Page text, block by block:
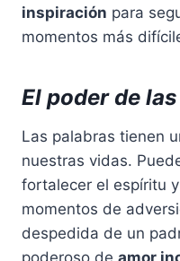
inspiración para
momentos más
El poder de
Las palabras tienen
nuestras vidas.
fortalecer el espíritu
momentos de
despedida de un